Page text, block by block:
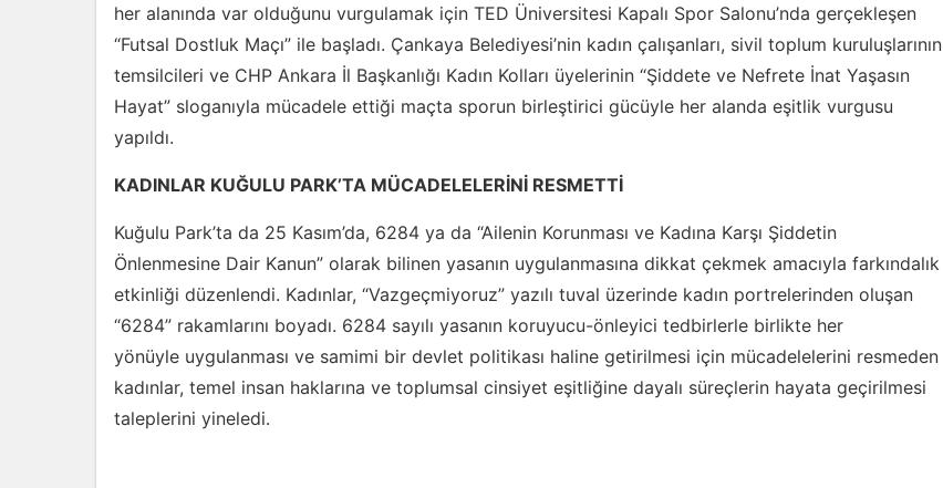
her alanında var olduğunu vurgulamak için TED Üniversitesi Kapalı Spor Salonu’nda gerçekleşen
“Futsal Dostluk Maçı” ile başladı. Çankaya Belediyesi’nin kadın çalışanları, sivil toplum kuruluşlarının
temsilcileri ve CHP Ankara İl Başkanlığı Kadın Kolları üyelerinin “Şiddete ve Nefrete İnat Yaşasın
Hayat” sloganıyla mücadele ettiği maçta sporun birleştirici gücüyle her alanda eşitlik vurgusu
yapıldı.
KADINLAR KUĞULU PARK’TA MÜCADELELERİNİ RESMETTİ
Kuğulu Park’ta da 25 Kasım’da, 6284 ya da “Ailenin Korunması ve Kadına Karşı Şiddetin
Önlenmesine Dair Kanun” olarak bilinen yasanın uygulanmasına dikkat çekmek amacıyla farkındalık
etkinliği düzenlendi. Kadınlar, “Vazgeçmiyoruz” yazılı tuval üzerinde kadın portrelerinden oluşan
“6284” rakamlarını boyadı. 6284 sayılı yasanın koruyucu-önleyici tedbirlerle birlikte her
yönüyle uygulanması ve samimi bir devlet politikası haline getirilmesi için mücadelelerini resmeden
kadınlar, temel insan haklarına ve toplumsal cinsiyet eşitliğine dayalı süreçlerin hayata geçirilmesi
taleplerini yineledi.